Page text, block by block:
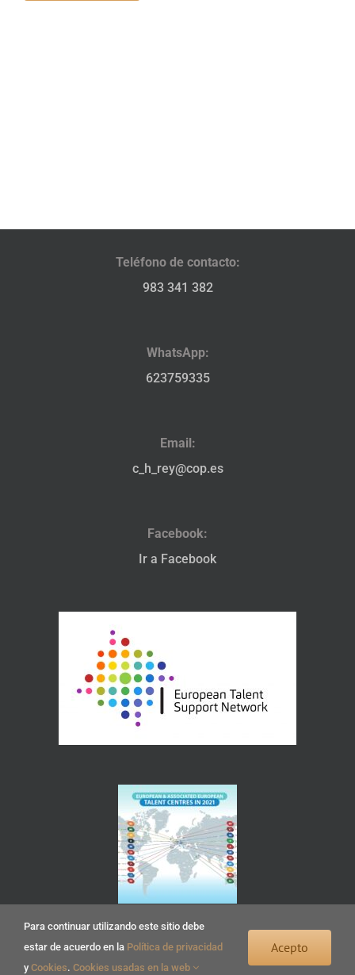
Teléfono de contacto:
983 341 382
WhatsApp:
623759335
Email:
c_h_rey@cop.es
Facebook:
Ir a Facebook
Copyright 2022 Centro Huerta del Rey
Para continuar utilizando este sitio debe
estar de acuerdo en la Política de privacidad
y Cookies. Cookies usadas en la web
Acepto